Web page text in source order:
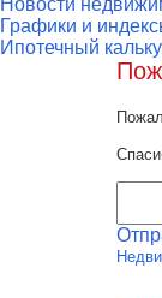
Новости
Графики и
Ипотечный